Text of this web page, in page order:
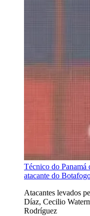
Técnico do Panamá
atacante do
Atacantes levados
Díaz, Cecilio
Rodríguez